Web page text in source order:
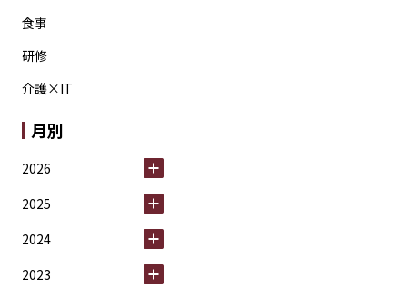
食事
研修
介護×IT
月別
2026
2025
2024
2023